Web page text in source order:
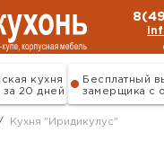
содержанию
кухня
за 20 дней
Бесплатный
замерщика с
/ Кухня "Иридикулус"